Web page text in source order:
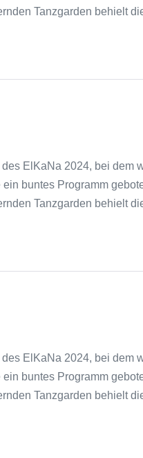
Tanzgarden behielt
ElKaNa 2024, bei
buntes Programm
Tanzgarden behielt
ElKaNa 2024, bei
buntes Programm
Tanzgarden behielt